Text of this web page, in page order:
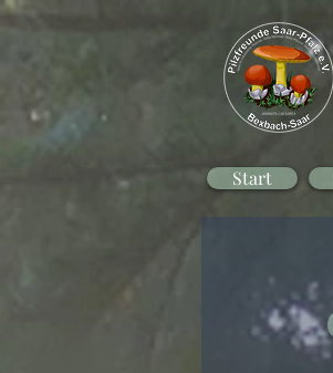
Start